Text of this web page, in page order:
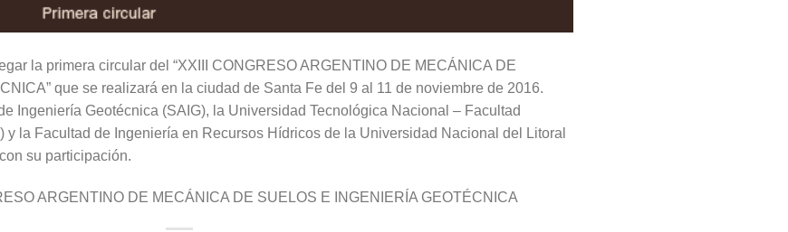
la primera circular del “XXIII CONGRESO ARGENTINO DE MECÁNICA DE
que se realizará en la ciudad de Santa Fe del 9 al 11 de noviembre de 2016.
Ingeniería Geotécnica (SAIG), la Universidad Tecnológica Nacional – Facultad
y la Facultad de Ingeniería en Recursos Hídricos de la Universidad Nacional del Litoral
su participación.
ARGENTINO DE MECÁNICA DE SUELOS E INGENIERÍA GEOTÉCNICA